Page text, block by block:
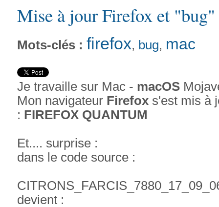
Mise à jour Firefox et "bug"
Mots-clés : firefox, bug, mac
Je travaille sur Mac - macOS
Mon navigateur Firefox s'est mis à
: FIREFOX QUANTUM
Et.... surprise :
dans le code source :
devient :